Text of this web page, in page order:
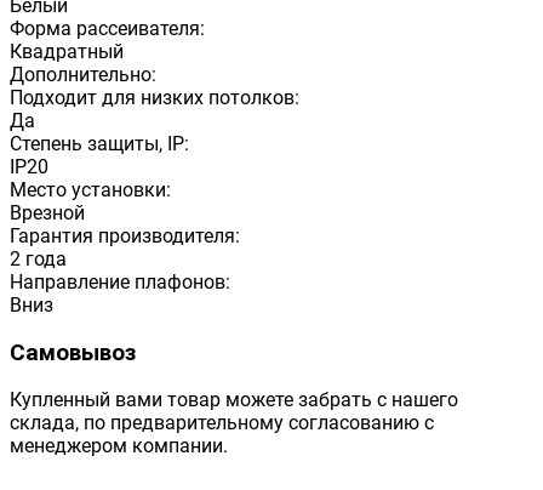
Белый
Форма рассеивателя:
Квадратный
Дополнительно:
Подходит для низких потолков:
Да
Степень защиты, IP:
IP20
Место установки:
Врезной
Гарантия производителя:
2 года
Направление плафонов:
Вниз
Самовывоз
Купленный вами товар можете забрать с нашего
склада, по предварительному согласованию с
менеджером компании.